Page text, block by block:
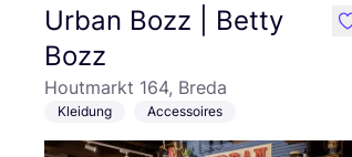
Urban Bozz | Betty
Bozz
Houtmarkt 164, Breda
Kleidung Accessoires